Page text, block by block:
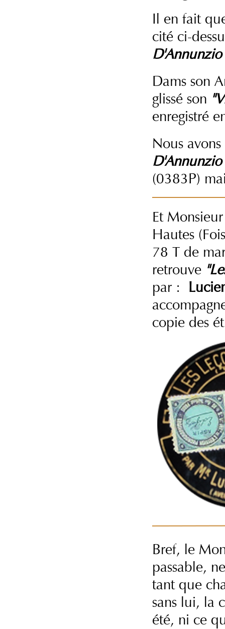
Il en fait
cité ci-
Dams son
glissé son
enregistré
Nous
(0383P)
Et
Hautes
78 T de
retrouve
par :
copie des
Bref, le
passable,
tant que
sans lui, la
été, ni ce